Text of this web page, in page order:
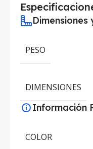
Dimensiones
PESO
DIMENSIONES
Información
COLOR